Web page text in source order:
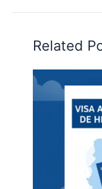
Related